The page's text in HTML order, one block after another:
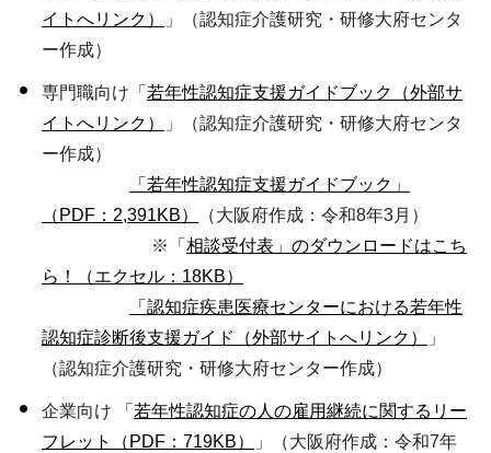
イトへリンク）
」（認知症介護研究・研修大府センタ
ー作成）
専門職向け「 若年性認知症支援ガイドブック（外部サ
イトへリンク）
」（認知症介護研究・研修大府センタ
ー作成）
「若年性認知症支援ガイドブック」
（PDF：2,391KB）
（大阪府作成：令和8年3月）
※「 相談受付表」のダウンロードはこち
ら！（エクセル：18KB）
「 認知症疾患医療センターにおける若年性
認知症診断後支援ガイド（外部サイトへリンク）
」
（認知症介護研究・研修大府センター作成）
企業向け 「 若年性認知症の人の雇用継続に関するリー
フレット（PDF：719KB）
」（大阪府作成：令和7年